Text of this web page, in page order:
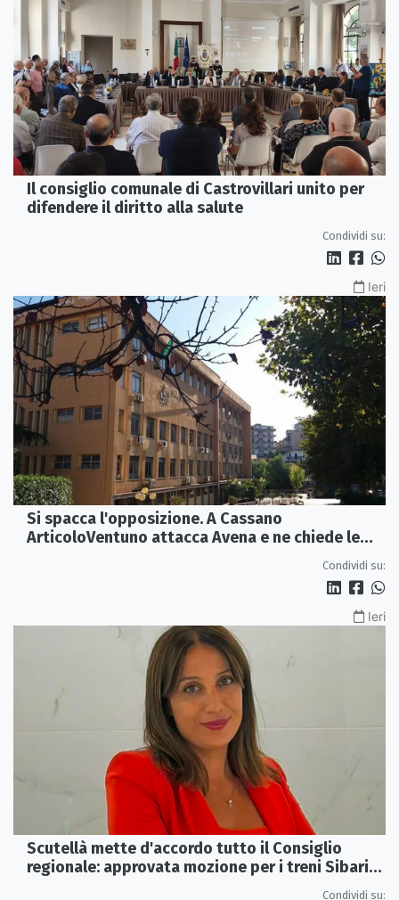
Il consiglio comunale di Castrovillari unito per
difendere il diritto alla salute
Condividi su:
Ieri
Si spacca l'opposizione. A Cassano
ArticoloVentuno attacca Avena e ne chiede le
Condividi su:
Ieri
Scutellà mette d'accordo tutto il Consiglio
regionale: approvata mozione per i treni Sibari-
Condividi su: